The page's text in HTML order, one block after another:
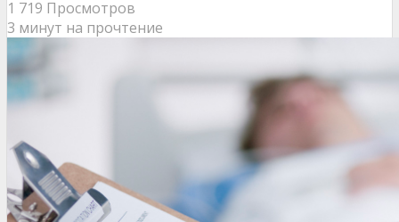
1 719 Просмотров
3 минут на прочтение